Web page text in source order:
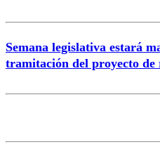
Semana legislativa estará
tramitación del proyecto de